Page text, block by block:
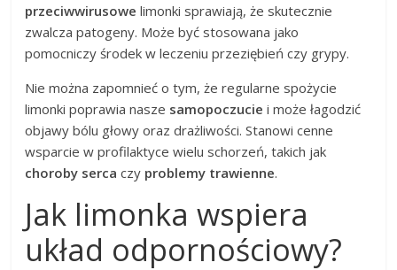
przeciwwirusowe limonki sprawiają, że skutecznie
zwalcza patogeny. Może być stosowana jako
pomocniczy środek w leczeniu przeziębień czy grypy.
Nie można zapomnieć o tym, że regularne spożycie
limonki poprawia nasze samopoczucie i może łagodzić
objawy bólu głowy oraz drażliwości. Stanowi cenne
wsparcie w profilaktyce wielu schorzeń, takich jak
choroby serca czy problemy trawienne.
Jak limonka wspiera
układ odpornościowy?